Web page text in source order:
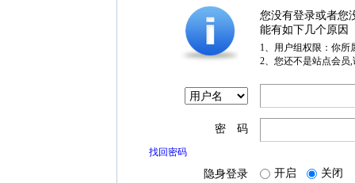
您没有登录或者您
能有如下几个原因
1、用户组权限：你所
2、您还不是站点会员
密 码
找回密码
隐身登录 开启 关闭